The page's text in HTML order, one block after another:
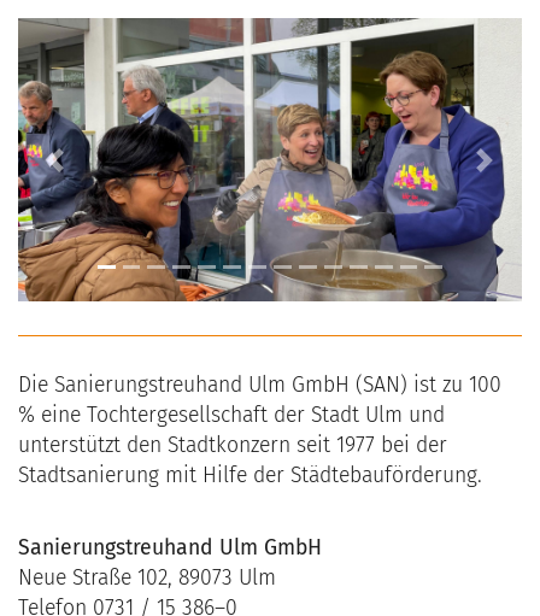
Previous Next
Die Sanierungstreuhand Ulm GmbH (SAN) ist zu 100
% eine Tochtergesellschaft der Stadt Ulm und
unterstützt den Stadtkonzern seit 1977 bei der
Stadtsanierung mit Hilfe der Städtebauförderung.
Sanierungstreuhand Ulm GmbH
Neue Straße 102, 89073 Ulm
Telefon 0731 / 15 386–0